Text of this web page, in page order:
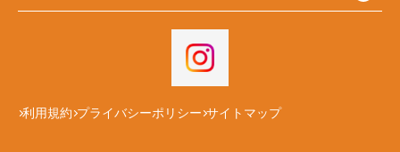
利用規約 プライバシーポリシー サイトマップ